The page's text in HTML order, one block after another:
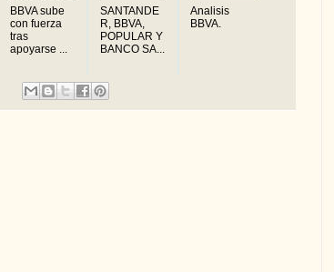
BBVA sube
con fuerza
tras
apoyarse ...
SANTANDE
R, BBVA,
POPULAR Y
BANCO SA...
Analisis
BBVA.